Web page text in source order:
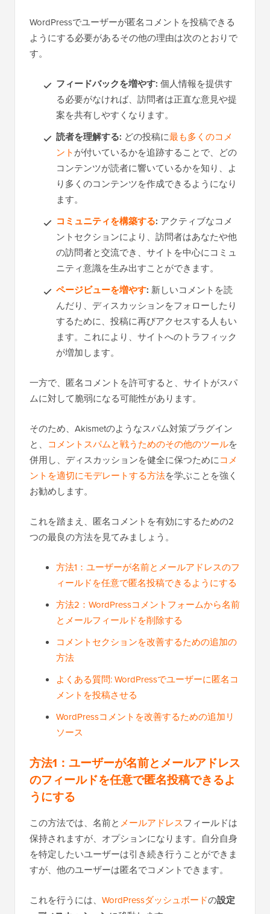
WordPressでユーザーが匿名コメントを投稿できる
ようにする必要があるその他の理由は次のとおりで
す。
フィードバックを増やす: 個人情報を提供す
る必要がなければ、訪問者は正直な意見や提
案を共有しやすくなります。
読者を理解する: どの投稿に最も多くのコメ
ントが付いているかを追跡することで、どの
コンテンツが読者に響いているかを知り、よ
り多くのコンテンツを作成できるようになり
ます。
コミュニティを構築する: アクティブなコメ
ントセクションにより、訪問者はあなたや他
の訪問者と交流でき、サイトを中心にコミュ
ニティ意識を生み出すことができます。
ページビューを増やす: 新しいコメントを読
んだり、ディスカッションをフォローしたり
するために、投稿に再びアクセスする人もい
ます。これにより、サイトへのトラフィック
が増加します。
一方で、匿名コメントを許可すると、サイトがスパ
ムに対して脆弱になる可能性があります。
そのため、Akismetのようなスパム対策プラグイン
と、 コメントスパムと戦うためのその他のツールを
併用し、ディスカッションを健全に保つためにコメ
ントを適切にモデレートする方法を学ぶことを強く
お勧めします。
これを踏まえ、匿名コメントを有効にするための2
つの最良の方法を見てみましょう。
方法1：ユーザーが名前とメールアドレスのフ
ィールドを任意で匿名投稿できるようにする
方法2：WordPressコメントフォームから名前
とメールフィールドを削除する
コメントセクションを改善するための追加の
方法
よくある質問: WordPressでユーザーに匿名コ
メントを投稿させる
WordPressコメントを改善するための追加リ
ソース
方法1：ユーザーが名前とメールアドレス
のフィールドを任意で匿名投稿できるよ
うにする
この方法では、名前とメールアドレスフィールドは
保持されますが、オプションになります。自分自身
を特定したいユーザーは引き続き行うことができま
すが、他のユーザーは匿名でコメントできます。
これを行うには、 WordPressダッシュボードの設定